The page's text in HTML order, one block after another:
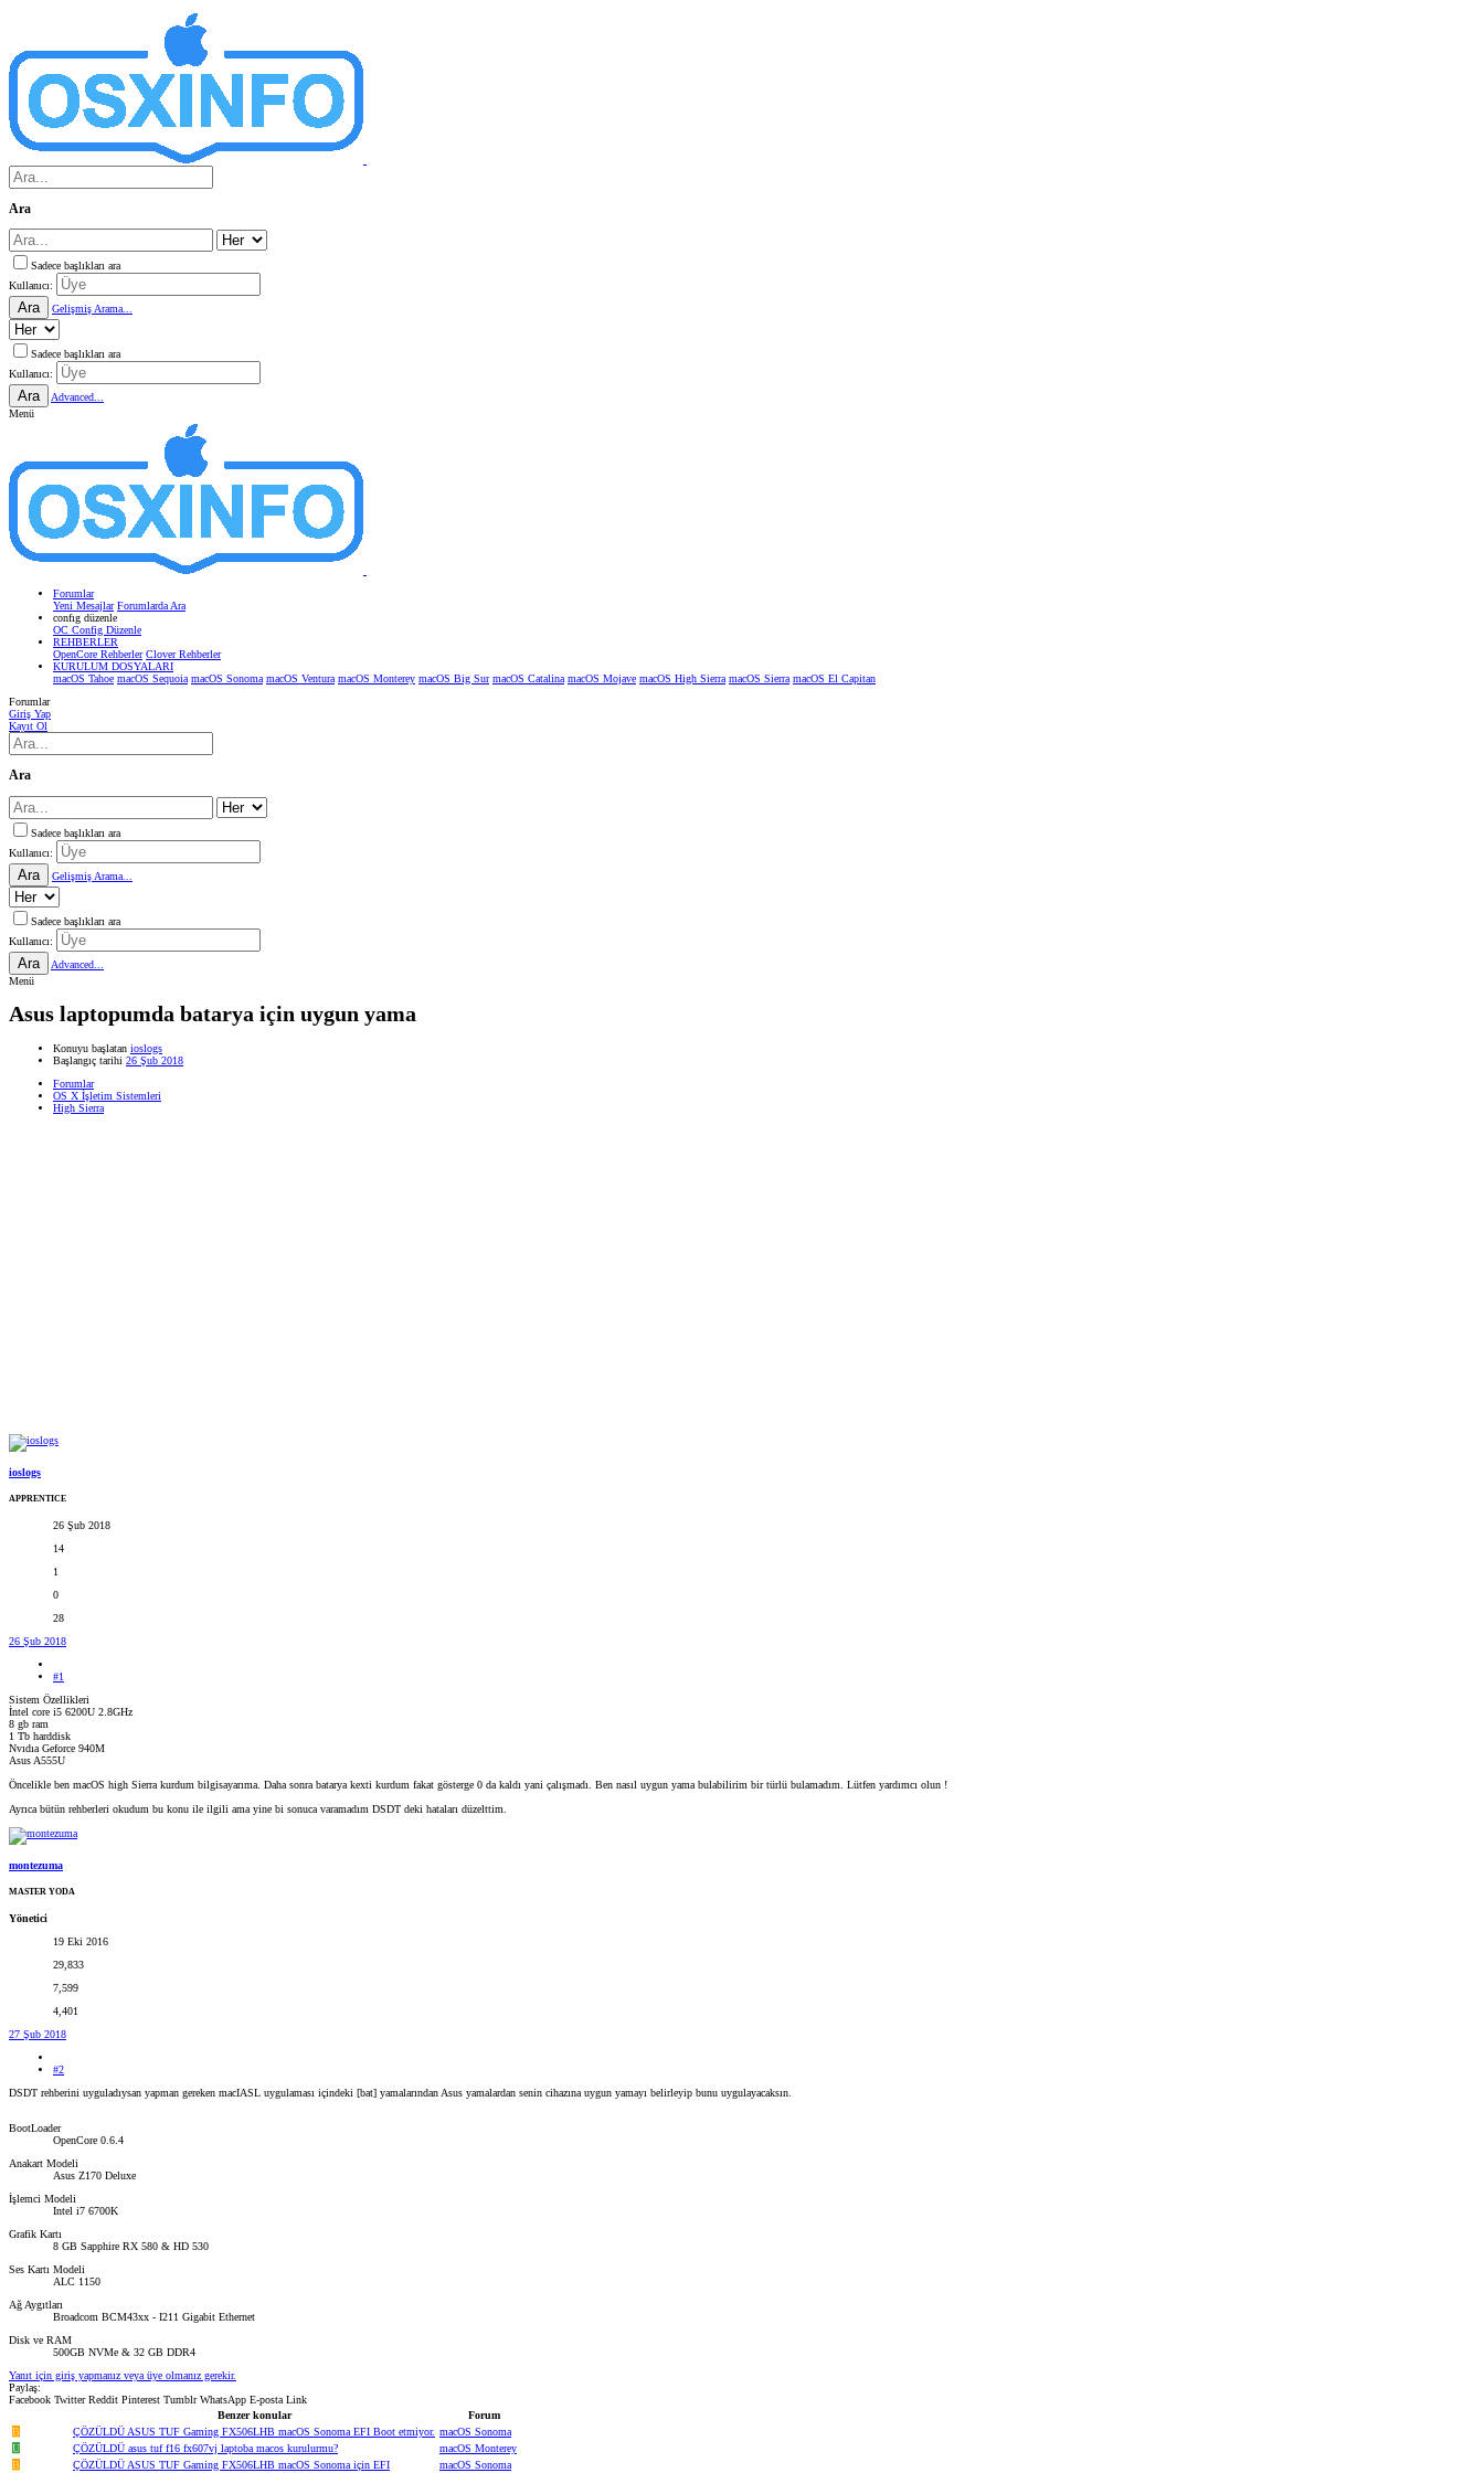
Ara
Sadece başlıkları ara
Kullanıcı:
Ara Gelişmiş Arama...
Sadece başlıkları ara
Kullanıcı:
Ara
Advanced...
Menü
Forumlar
Yeni Mesajlar Forumlarda Ara
confıg düzenle
OC Config Düzenle
REHBERLER
OpenCore Rehberler Clover Rehberler
KURULUM DOSYALARI
macOS Tahoe macOS Sequoia macOS Sonoma macOS Ventura macOS Monterey macOS Big Sur macOS Catalina macOS Mojave macOS High Sierra macOS Sierra macOS El Capitan
Forumlar
Giriş Yap
Kayıt Ol
Ara
Sadece başlıkları ara
Kullanıcı:
Ara Gelişmiş Arama...
Sadece başlıkları ara
Kullanıcı:
Ara
Advanced...
Menü
Asus laptopumda batarya için uygun yama
Konuyu başlatan ioslogs
Başlangıç tarihi 26 Şub 2018
Forumlar
OS X İşletim Sistemleri
High Sierra
ioslogs
APPRENTICE
26 Şub 2018
14
1
0
28
26 Şub 2018
#1
Sistem Özellikleri
İntel core i5 6200U 2.8GHz
8 gb ram
1 Tb harddisk
Nvıdıa Geforce 940M
Asus A555U
Öncelikle ben macOS high Sierra kurdum bilgisayarıma. Daha sonra batarya kexti kurdum fakat gösterge 0 da kaldı yani çalışmadı. Ben nasıl uygun yama bulabilirim bir türlü bulamadım. Lütfen yardımcı olun !
Ayrıca bütün rehberleri okudum bu konu ile ilgili ama yine bi sonuca varamadım DSDT deki hataları düzelttim.
montezuma
MASTER YODA
Yönetici
19 Eki 2016
29,833
7,599
4,401
27 Şub 2018
#2
DSDT rehberini uyguladıysan yapman gereken macIASL uygulaması içindeki [bat] yamalarından Asus yamalardan senin cihazına uygun yamayı belirleyip bunu uygulayacaksın.
BootLoader
OpenCore 0.6.4
Anakart Modeli
Asus Z170 Deluxe
İşlemci Modeli
Intel i7 6700K
Grafik Kartı
8 GB Sapphire RX 580 & HD 530
Ses Kartı Modeli
ALC 1150
Ağ Aygıtları
Broadcom BCM43xx - I211 Gigabit Ethernet
Disk ve RAM
500GB NVMe & 32 GB DDR4
Yanıt için giriş yapmanız veya üye olmanız gerekir.
Paylaş:
Facebook Twitter Reddit Pinterest Tumblr WhatsApp E-posta Link
Benzer konular
Forum
B
ÇÖZÜLDÜ ASUS TUF Gaming FX506LHB macOS Sonoma EFI Boot etmiyor. macOS Sonoma
U
ÇÖZÜLDÜ asus tuf f16 fx607vj laptoba macos kurulurmu?
macOS Monterey
B
ÇÖZÜLDÜ ASUS TUF Gaming FX506LHB macOS Sonoma için EFI
macOS Sonoma